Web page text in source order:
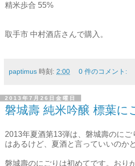
精米歩合 55%
取手市 中村酒店さんで購入。
paptimus 時刻: 2:00 0 件のコメント:
2013年7月26日金曜日
磐城壽 純米吟醸 標葉に
2013年夏酒第13弾は、磐城壽のに
はあるけど、夏酒と言っていいのか
磐城壽のにごりは初めてです。おり